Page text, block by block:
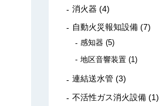
消火器 (4)
自動火災報知設備 (7)
感知器 (5)
地区音響装置 (1)
連結送水管 (3)
不活性ガス消火設備 (1)